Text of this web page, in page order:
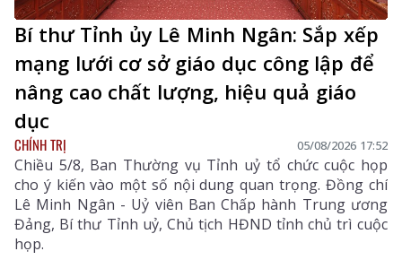
Bí thư Tỉnh ủy Lê Minh Ngân: Sắp xếp
mạng lưới cơ sở giáo dục công lập để
nâng cao chất lượng, hiệu quả giáo
dục
CHÍNH TRỊ 05/08/2026 17:52
Chiều 5/8, Ban Thường vụ Tỉnh uỷ tổ chức cuộc họp
cho ý kiến vào một số nội dung quan trọng. Đồng chí
Lê Minh Ngân - Uỷ viên Ban Chấp hành Trung ương
Đảng, Bí thư Tỉnh uỷ, Chủ tịch HĐND tỉnh chủ trì cuộc
họp.